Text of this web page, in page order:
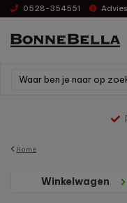
0528-354551
Home
Winkelwagen